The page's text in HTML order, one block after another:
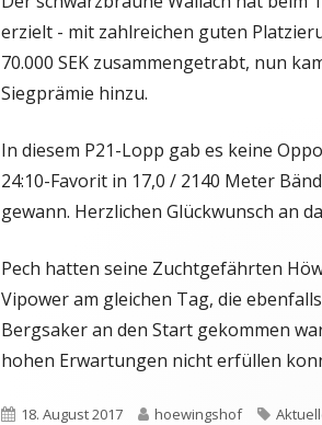
erzielt - mit zahlreichen guten
70.000 SEK zusammengetrabt, nun
Siegprämie hinzu.
In diesem P21-Lopp gab es keine
24:10-Favorit in 17,0 / 2140 Meter
gewann. Herzlichen Glückwunsch an
Pech hatten seine Zuchtgefährten
Vipower am gleichen Tag, die
Bergsaker an den Start gekommen
hohen Erwartungen nicht erfüllen
Veröffentlicht
18. August 2017 Autor
hoewingshof